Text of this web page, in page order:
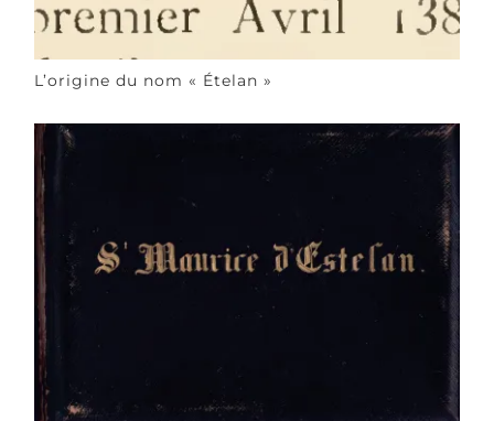
L’origine du nom « Ételan »